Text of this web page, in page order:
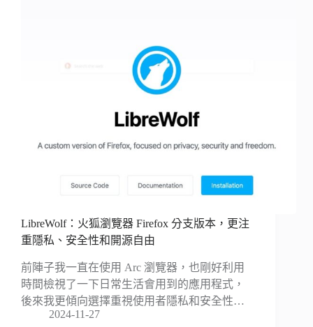
LibreWolf：火狐瀏覽器 Firefox 分支版本，更注
重隱私、安全性和開源自由
前陣子我一直在使用 Arc 瀏覽器，也剛好利用
時間檢視了一下日常生活會用到的應用程式，
後來我更傾向選擇重視使用者隱私和安全性…
2024-11-27